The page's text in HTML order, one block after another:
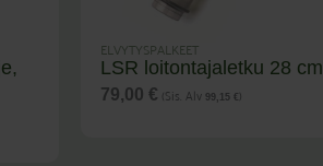
ELVYTYSPALKEET
LSR loitontajaletku 28 cm
79,00 € (Sis. Alv 99,15 € )